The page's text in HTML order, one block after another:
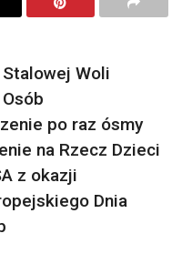
Woli
po raz ósmy
na Rzecz Dzieci
z okazji
Dnia